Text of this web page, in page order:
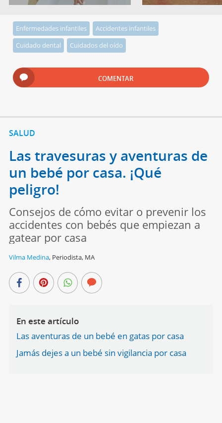
Enfermedades infantiles
Accidentes infantiles
Cuidado dental
Cuidados del oído
COMENTAR
SALUD
Las travesuras y aventuras de
un bebé por casa. ¡Qué
peligro!
Consejos de cómo evitar o prevenir los
accidentes con bebés que empiezan a
gatear por casa
Vilma Medina, Periodista, MA
En este artículo
Las aventuras de un bebé en gatas por casa
Jamás dejes a un bebé sin vigilancia por casa